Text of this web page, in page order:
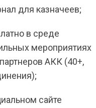
для казначеев;
в среде
мероприятиях
АКК (40+,
сайте